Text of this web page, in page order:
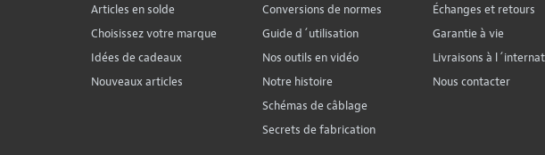
Articles en solde
Choisissez votre marque
Idées de cadeaux
Nouveaux articles
Conversions de normes
Guide d´utilisation
Nos outils en vidéo
Notre histoire
Schémas de câblage
Secrets de fabrication
Échanges et retours
Garantie à vie
Livraisons à
Nous contacter